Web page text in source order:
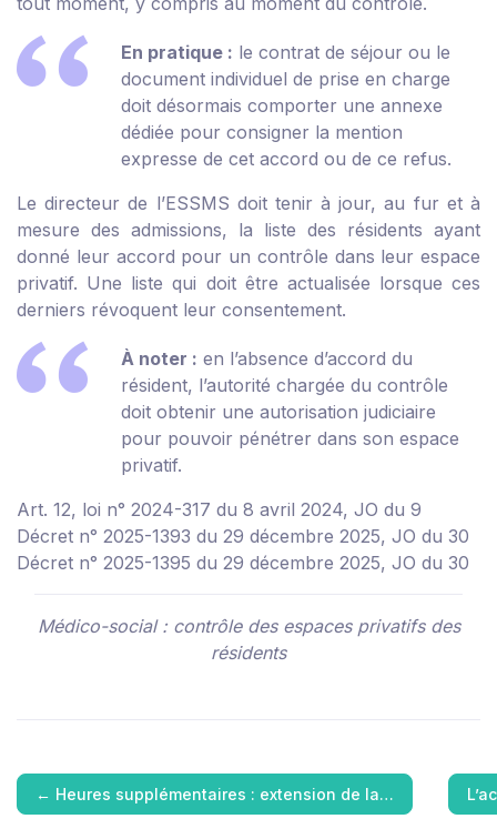
En pratique : le contrat de séjour ou le
document individuel de prise en charge
doit désormais comporter une annexe
dédiée pour consigner la mention
expresse de cet accord ou de ce refus.
Le directeur de l’ESSMS doit tenir à jour, au fur et à
mesure des admissions, la liste des résidents ayant
donné leur accord pour un contrôle dans leur espace
privatif. Une liste qui doit être actualisée lorsque ces
derniers révoquent leur consentement.
À noter : en l’absence d’accord du
résident, l’autorité chargée du contrôle
doit obtenir une autorisation judiciaire
pour pouvoir pénétrer dans son espace
privatif.
Art. 12, loi n° 2024-317 du 8 avril 2024, JO du 9
Décret n° 2025-1393 du 29 décembre 2025, JO du 30
Décret n° 2025-1395 du 29 décembre 2025, JO du 30
Médico-social : contrôle des espaces privatifs des
résidents
← Heures supplémentaires : extension de la…